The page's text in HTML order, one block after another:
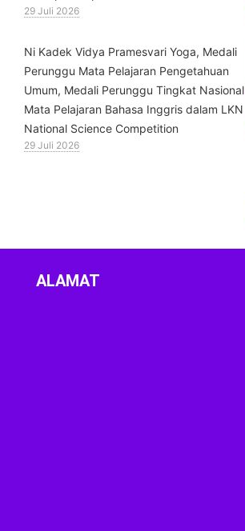
29 Juli 2026
⁠Ni Kadek Vidya Pramesvari Yoga, Medali
Perunggu Mata Pelajaran Pengetahuan
Umum, Medali Perunggu Tingkat Nasional
Mata Pelajaran Bahasa Inggris dalam LKN
National Science Competition
29 Juli 2026
ALAMAT